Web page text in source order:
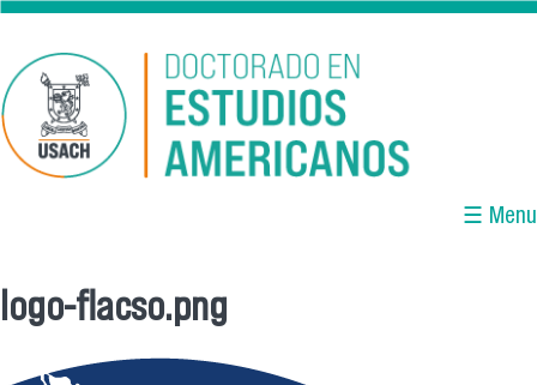
Pasar al contenido principal
☰ Menu
Se encuentra usted aquí
logo-flacso.png